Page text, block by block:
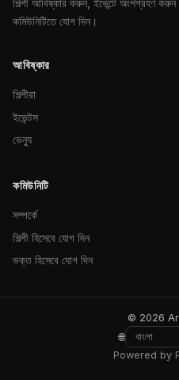
শিল্পী আবিষ্কার করুন, ইভেন্টে অংশগ্রহণ
কমিউনিটিতে যোগ দিন।
আবিষ্কার
শিল্পীরা
ইভেন্টস
ভেন্যু
কমিউনিটি
সম্পর্কে
শিল্পী হিসেবে যোগ দিন
ভক্ত হিসেবে যোগ দিন
© 2026
🌐
Powered by